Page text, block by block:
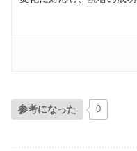
参考になった 0